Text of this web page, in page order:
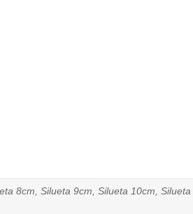
8cm, Silueta 9cm, Silueta 10cm, Silueta